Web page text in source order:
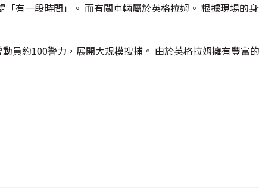
「有一段時間」。 而有關車輛屬於英格拉姆。 根據現場的
員約100警力，展開大規模搜捕。 由於英格拉姆擁有豐富